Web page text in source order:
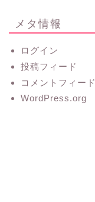
メタ情報
ログイン
投稿フィード
コメントフィード
WordPress.org